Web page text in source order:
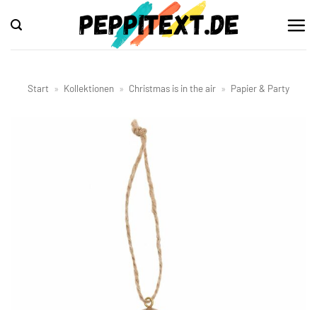
Inhalt
springen
Start » Kollektionen » Christmas is in the air » Papier & Party